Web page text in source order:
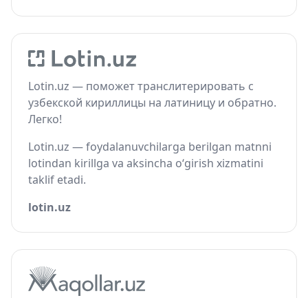
Lotin.uz — поможет транслитерировать с
узбекской кириллицы на латиницу и обратно.
Легко!
Lotin.uz — foydalanuvchilarga berilgan matnni
lotindan kirillga va aksincha o‘girish xizmatini
taklif etadi.
lotin.uz